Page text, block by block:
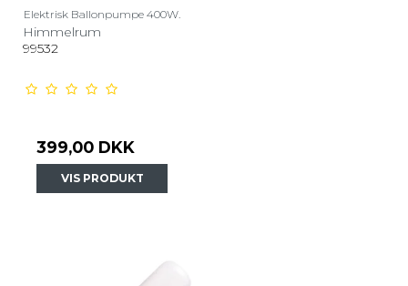
Elektrisk Ballonpumpe 400W.
Himmelrum
99532
399,00 DKK
VIS PRODUKT